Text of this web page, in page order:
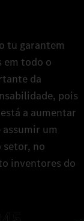
tu garantem
em todo o
da
pois
a aumentar
um
setor, no
inventores do